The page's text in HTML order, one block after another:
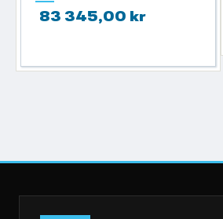
83 345,00 kr